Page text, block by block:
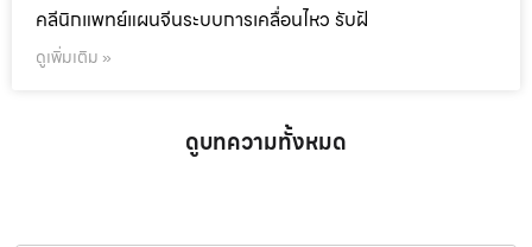
คลีนิกแพทย์แผนจีนระบบการเคลื่อนไหว รับฝั
ดูเพิ่มเติม »
ดูบทความทั้งหมด